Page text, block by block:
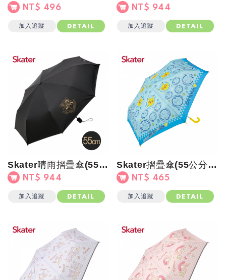
NT$ 496
加入追蹤 DETAIL
NT$ 944
加入追蹤 DETAIL
Skater晴雨摺疊傘(55cm)Harry Potter
NT$ 944
加入追蹤 DETAIL
Skater摺疊傘(55公分)寶可夢
NT$ 465
加入追蹤 DETAIL